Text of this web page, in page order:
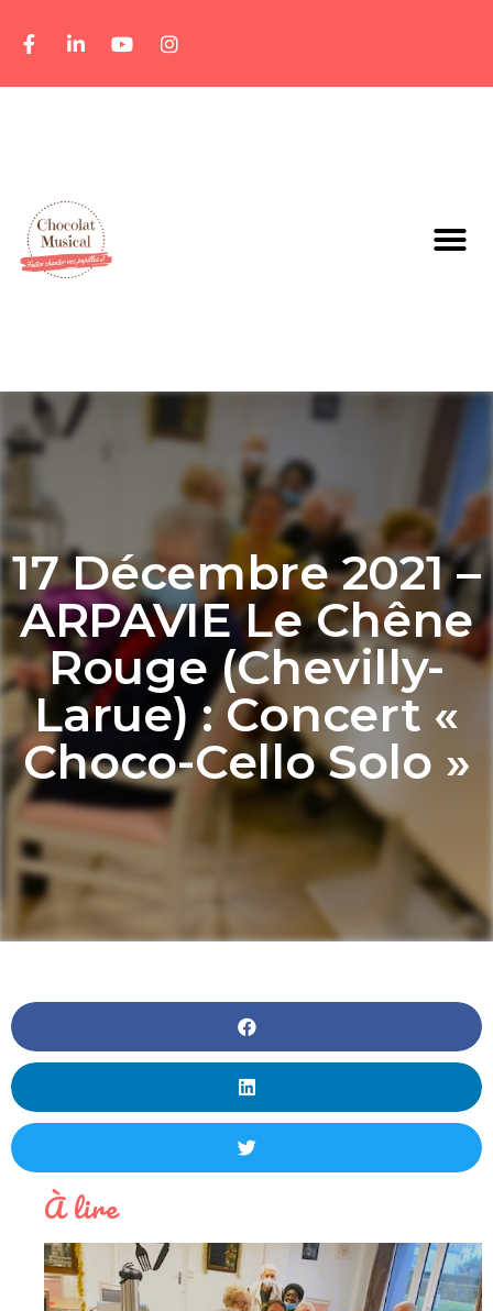
17 Décembre 2021 –
ARPAVIE Le Chêne
Rouge (Chevilly-
Larue) : Concert «
Choco-Cello Solo »
À lire